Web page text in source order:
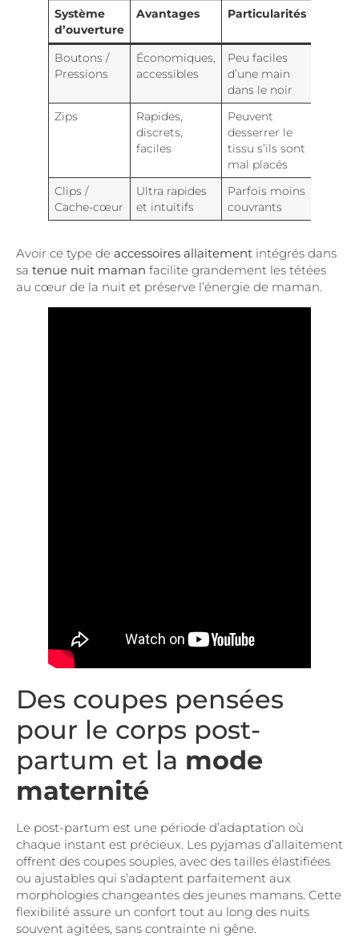
Système
d’ouverture
Avantages Particularités
Boutons /
Pressions
Économiques,
accessibles
Peu faciles
d’une main
dans le noir
Zips
Rapides,
discrets,
faciles
Peuvent
desserrer le
tissu s’ils sont
mal placés
Clips /
Cache-cœur
Ultra rapides
et intuitifs
Parfois moins
couvrants
Avoir ce type de accessoires allaitement intégrés dans
sa tenue nuit maman facilite grandement les tétées
au cœur de la nuit et préserve l’énergie de maman.
Des coupes pensées
pour le corps post-
partum et la mode
maternité
Le post-partum est une période d’adaptation où
chaque instant est précieux. Les pyjamas d’allaitement
offrent des coupes souples, avec des tailles élastifiées
ou ajustables qui s’adaptent parfaitement aux
morphologies changeantes des jeunes mamans. Cette
flexibilité assure un confort tout au long des nuits
souvent agitées, sans contrainte ni gêne.